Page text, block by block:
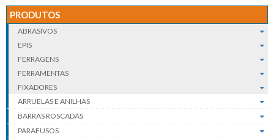
PRODUTOS
ABRASIVOS
EPIS
FERRAGENS
FERRAMENTAS
FIXADORES
ARRUELAS E ANILHAS
BARRAS ROSCADAS
PARAFUSOS